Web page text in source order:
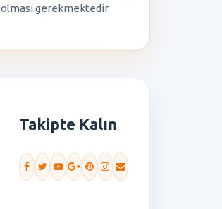
olması gerekmektedir.
Takipte Kalın